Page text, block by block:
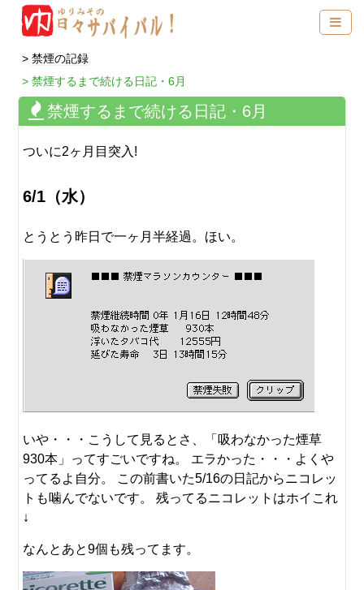
禁煙の記録
禁煙するまで続ける日記・6月
禁煙するまで続ける日記・6月
ついに2ヶ月目突入!
6/1（水）
とうとう昨日で一ヶ月半経過。ほい。
いや・・・こうして見るとさ、「吸わなかった煙草
930本」ってすごいですね。 エラかった・・・よくや
ってるよ自分。 この前書いた5/16の日記からニコレッ
トも噛んでないです。 残ってるニコレットはホイこれ
↓
なんとあと9個も残ってます。